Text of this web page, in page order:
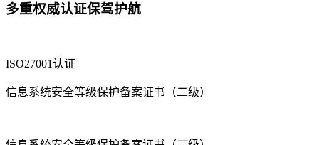
多重权威认证保驾护航
ISO27001认证
信息系统安全等级保护备案证书（二级）